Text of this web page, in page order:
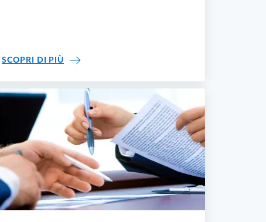
SCOPRI DI PIÙ COLLEGIO DEI DOCENTI CICLO 38